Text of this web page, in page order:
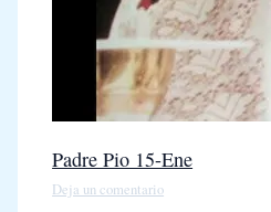
Padre Pio 15-Ene
Deja un comentario